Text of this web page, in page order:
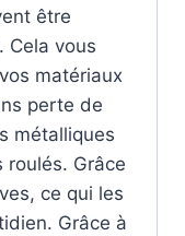
être
Cela vous
matériaux
perte de
métalliques
Grâce
ce qui les
Grâce à